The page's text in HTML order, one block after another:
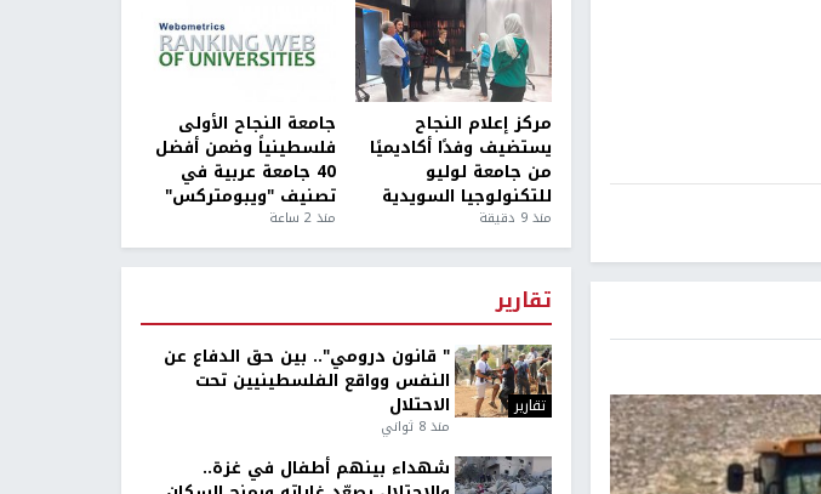
مركز إعلام النجاح
يستضيف وفدًا أكاديميًا
من جامعة لوليو
للتكنولوجيا السويدية
منذ 9 دقيقة
جامعة النجاح الأولى
فلسطينياً وضمن أفضل
40 جامعة عربية في
تصنيف "ويبومتركس"
منذ 2 ساعة
تقارير
تقارير
" قانون درومي".. بين حق الدفاع عن
النفس وواقع الفلسطينيين تحت
الاحتلال
منذ 8 ثواني
شهداء بينهم أطفال في غزة..